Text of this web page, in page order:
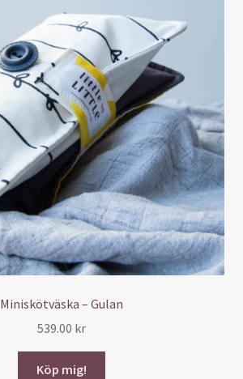
Miniskötväska – Gulan
539.00 kr
Köp mig!